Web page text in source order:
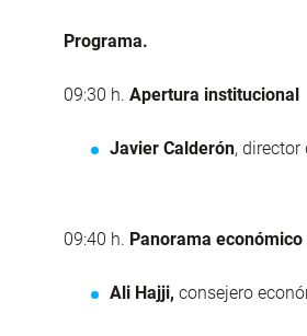
Programa.
09:30 h. Apertura institucional
Javier Calderón, director
09:40 h. Panorama
Ali Hajji, consejero